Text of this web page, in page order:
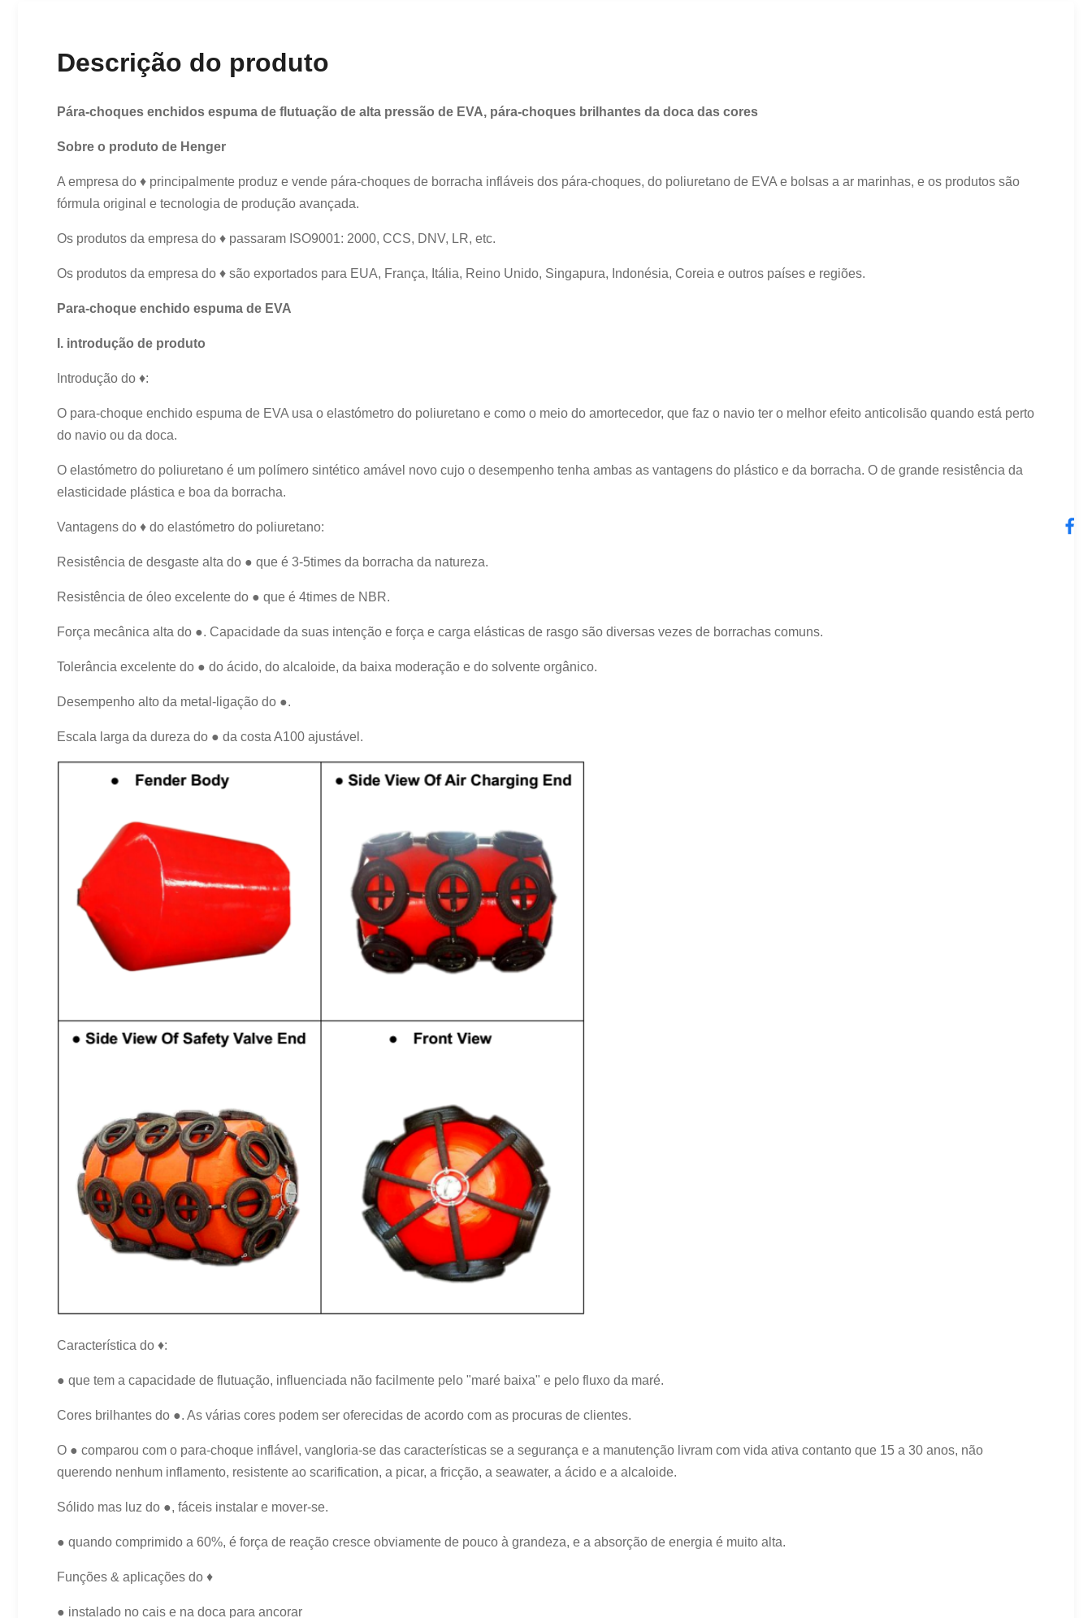
Descrição do produto
Pára-choques enchidos espuma de flutuação de alta pressão de EVA, pára-choques brilhantes da doca das cores
Sobre o produto de Henger
A empresa do ♦ principalmente produz e vende pára-choques de borracha infláveis dos pára-choques, do poliuretano de EVA e bolsas a ar marinhas, e os produtos são
fórmula original e tecnologia de produção avançada.
Os produtos da empresa do ♦ passaram ISO9001: 2000, CCS, DNV, LR, etc.
Os produtos da empresa do ♦ são exportados para EUA, França, Itália, Reino Unido, Singapura, Indonésia, Coreia e outros países e regiões.
Para-choque enchido espuma de EVA
I. introdução de produto
Introdução do ♦:
O para-choque enchido espuma de EVA usa o elastómetro do poliuretano e como o meio do amortecedor, que faz o navio ter o melhor efeito anticolisão quando está perto
do navio ou da doca.
O elastómetro do poliuretano é um polímero sintético amável novo cujo o desempenho tenha ambas as vantagens do plástico e da borracha. O de grande resistência da
elasticidade plástica e boa da borracha.
Vantagens do ♦ do elastómetro do poliuretano:
Resistência de desgaste alta do ● que é 3-5times da borracha da natureza.
Resistência de óleo excelente do ● que é 4times de NBR.
Força mecânica alta do ●. Capacidade da suas intenção e força e carga elásticas de rasgo são diversas vezes de borrachas comuns.
Tolerância excelente do ● do ácido, do alcaloide, da baixa moderação e do solvente orgânico.
Desempenho alto da metal-ligação do ●.
Escala larga da dureza do ● da costa A100 ajustável.
Característica do ♦:
● que tem a capacidade de flutuação, influenciada não facilmente pelo "maré baixa" e pelo fluxo da maré.
Cores brilhantes do ●. As várias cores podem ser oferecidas de acordo com as procuras de clientes.
O ● comparou com o para-choque inflável, vangloria-se das características se a segurança e a manutenção livram com vida ativa contanto que 15 a 30 anos, não
querendo nenhum inflamento, resistente ao scarification, a picar, a fricção, a seawater, a ácido e a alcaloide.
Sólido mas luz do ●, fáceis instalar e mover-se.
● quando comprimido a 60%, é força de reação cresce obviamente de pouco à grandeza, e a absorção de energia é muito alta.
Funções & aplicações do ♦
● instalado no cais e na doca para ancorar